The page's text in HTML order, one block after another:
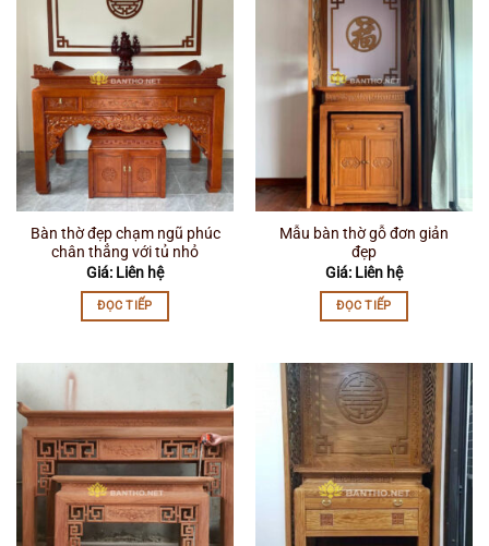
Bàn thờ đẹp chạm ngũ phúc
chân thẳng với tủ nhỏ
Giá: Liên hệ
ĐỌC TIẾP
Mẫu bàn thờ gỗ đơn giản
đẹp
Giá: Liên hệ
ĐỌC TIẾP